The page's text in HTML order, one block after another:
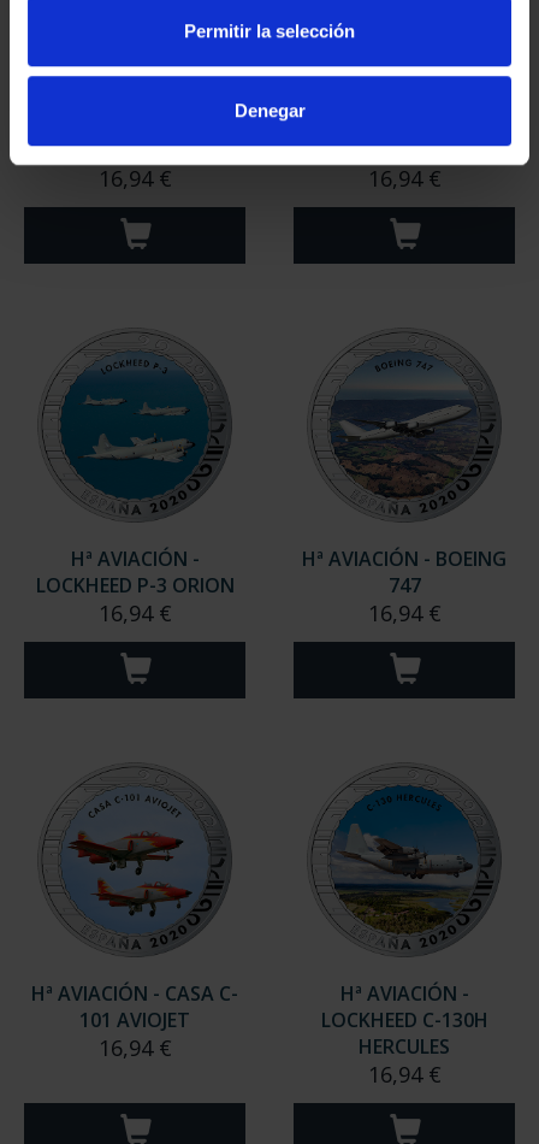
Permitir la selección
Denegar
Hª AVIACIÓN - DORNIER
WAL "PLUS ULTRA"
16,94 €
Hª AVIACIÓN - NORTH
AMERICAN F-86 F
16,94 €
Hª AVIACIÓN -
LOCKHEED P-3 ORION
16,94 €
Hª AVIACIÓN - BOEING
747
16,94 €
Hª AVIACIÓN - CASA C-
101 AVIOJET
16,94 €
Hª AVIACIÓN -
LOCKHEED C-130H
HERCULES
16,94 €